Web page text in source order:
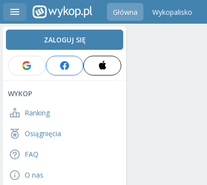
Główna Wykopalisko
ZALOGUJ SIĘ
WYKOP
Ranking
Osiągnięcia
FAQ
O nas